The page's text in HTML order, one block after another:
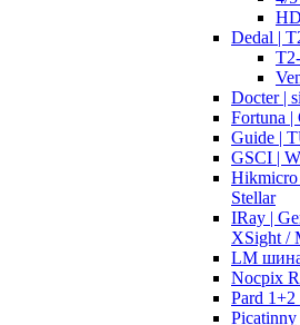
Dedal |
Docter |
Fortuna |
Guide |
GSCI |
Hikmicro
Stellar
IRay |
XSight /
LM
Nocpix
Pard
Picatinny